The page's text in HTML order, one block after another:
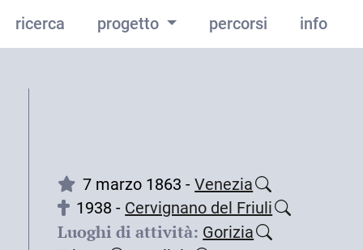
ricerca progetto percorsi info
7 marzo 1863 -Venezia
1938 - Cervignano del Friuli
Luoghi di attività: Gorizia